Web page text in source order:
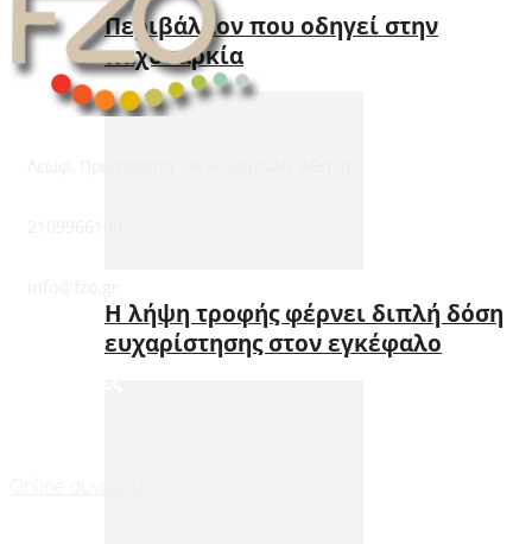
Περιβάλλον που οδηγεί στην
παχυσαρκία
Η λήψη τροφής φέρνει διπλή δόση
ευχαρίστησης στον εγκέφαλο